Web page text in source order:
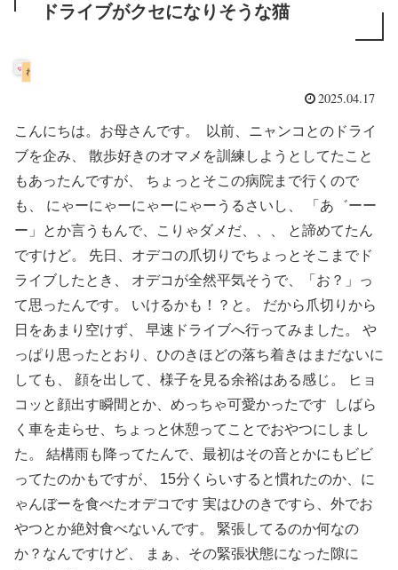
ドライブがクセになりそうな猫
2025.04.17
こんにちは。お母さんです。 以前、ニャンコとのドライ
ブを企み、 散歩好きのオマメを訓練しようとしてたこと
もあったんですが、 ちょっとそこの病院まで行くので
も、 にゃーにゃーにゃーにゃーうるさいし、 「あ゛ーー
ー」とか言うもんで、こりゃダメだ、、、 と諦めてたん
ですけど。 先日、オデコの爪切りでちょっとそこまでド
ライブしたとき、 オデコが全然平気そうで、「お？」っ
て思ったんです。 いけるかも！？と。 だから爪切りから
日をあまり空けず、 早速ドライブへ行ってみました。 や
っぱり思ったとおり、ひのきほどの落ち着きはまだないに
しても、 顔を出して、様子を見る余裕はある感じ。 ヒョ
コッと顔出す瞬間とか、めっちゃ可愛かったです しばら
く車を走らせ、ちょっと休憩ってことでおやつにしまし
た。 結構雨も降ってたんで、最初はその音とかにもビビ
ってたのかもですが、 15分くらいすると慣れたのか、に
ゃんぼーを食べたオデコです 実はひのきですら、外でお
やつとか絶対食べないんです。 緊張してるのか何なの
か？なんですけど、 まぁ、その緊張状態になった隙に